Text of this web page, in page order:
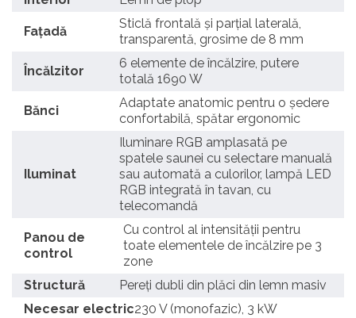
Fațadă
Sticlă frontală și parțial laterală,
transparentă, grosime de 8 mm
Încălzitor
6 elemente de încălzire, putere
totală 1690 W
Bănci
Adaptate anatomic pentru o ședere
confortabilă, spătar ergonomic
Iluminat
Iluminare RGB amplasată pe
spatele saunei cu selectare manuală
sau automată a culorilor, lampă LED
RGB integrată în tavan, cu
telecomandă
Panou de
control
Cu control al intensității pentru
toate elementele de încălzire pe 3
zone
Structură
Pereți dubli din plăci din lemn masiv
Necesar electric230 V (monofazic), 3 kW